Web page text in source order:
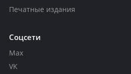
Печатные издания
Соцсети
Max
VK